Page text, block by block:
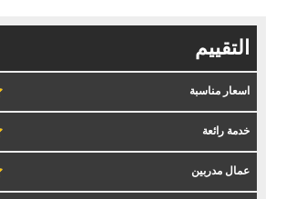
التقييم
اسعار مناسبة
خدمة رائعة
عمال مدربين